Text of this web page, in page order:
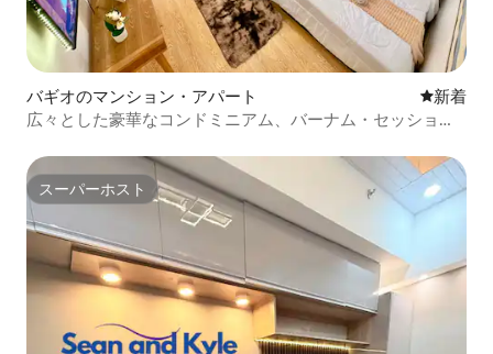
バギオのマンション・アパート 新しい宿
新着
広々とした豪華なコンドミニアム、バーナム・セッション
スーパーホスト
スーパーホスト